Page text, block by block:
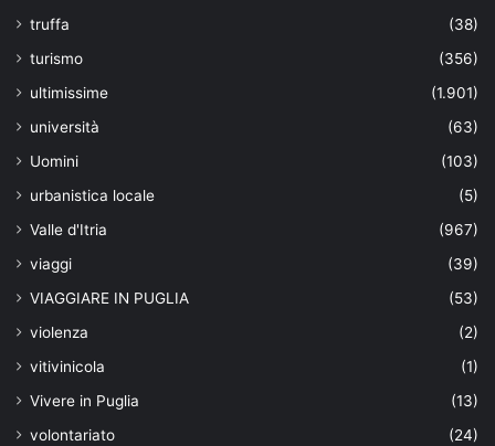
truffa
(38)
turismo
(356)
ultimissime
(1.901)
università
(63)
Uomini
(103)
urbanistica locale
(5)
Valle d'Itria
(967)
viaggi
(39)
VIAGGIARE IN PUGLIA
(53)
violenza
(2)
vitivinicola
(1)
Vivere in Puglia
(13)
volontariato
(24)